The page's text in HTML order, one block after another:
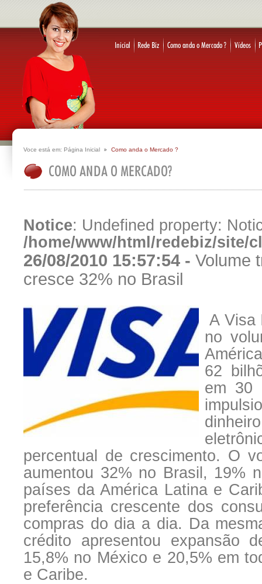
Voce está em: Página Inicial Como anda o Mercado ?
Notice: Undefined property:
/home/www/html/redebiz/site/
26/08/2010 15:57:54 - Volume
cresce 32% no Brasil
A Visa
no
62
em 30
percentual de crescimento. O
aumentou 32% no Brasil, 19%
países da América Latina e
preferência crescente dos
compras do dia a dia. Da
crédito apresentou expansão
15,8% no México e 20,5% em
e Caribe.